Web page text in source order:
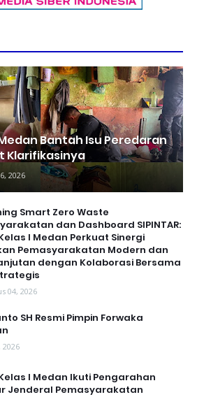
Bantah Isu Peredaran
Klarifikasinya
2026
Smart Zero Waste
dan Dashboard SIPINTAR:
I Medan Perkuat Sinergi
Pemasyarakatan Modern dan
dengan Kolaborasi Bersama
04, 2026
SH Resmi Pimpin Forwaka
2026
I Medan Ikuti Pengarahan
Jenderal Pemasyarakatan